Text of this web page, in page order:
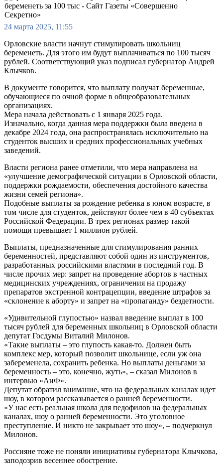
24 марта 2025, 11:55
Орловские власти начнут стимулировать школьниц
беременеть. Для этого им будут выплачиваться по 100 тысяч
рублей. Соответствующий указ подписал губернатор Андрей
Клычков.
В документе говорится, что выплату получат беременные,
обучающиеся по очной форме в общеобразовательных
организациях.
Мера начала действовать с 1 января 2025 года.
Изначально, когда данная мера поддержки была введена в
декабре 2024 года, она распространялась исключительно на
студенток высших и средних профессиональных учебных
заведений.
Власти региона ранее отметили, что мера направлена на
«улучшение демографической ситуации в Орловской области,
поддержки рождаемости, обеспечения достойного качества
жизни семей региона».
Подобные выплаты за рождение ребенка в юном возрасте, в
том числе для студенток, действуют более чем в 40 субъектах
Российской Федерации. В трех регионах размер такой
помощи превышает 1 миллион рублей.
Выплаты, предназначенные для стимулирования ранних
беременностей, представляют собой один из инструментов,
разработанных российскими властями в последний год. В
числе прочих мер: запрет на проведение абортов в частных
медицинских учреждениях, ограничения на продажу
препаратов экстренной контрацепции, введение штрафов за
«склонение к аборту» и запрет на «пропаганду» бездетности.
«Удивительной глупостью» назвал введение выплат в 100
тысяч рублей для беременных школьниц в Орловской области
депутат Госдумы Виталий Милонов.
«Такие выплаты – это глупость какая-то. Должен быть
комплекс мер, который позволит школьнице, если уж она
забеременела, сохранить ребенка. Но выплаты деньгами за
беременность – это, конечно, жуть», – сказал Милонов в
интервью «АиФ».
Депутат обратил внимание, что на федеральных каналах идет
шоу, в котором рассказывается о ранней беременности.
«У нас есть реальная школа для педофилов на федеральных
каналах, шоу о ранней беременности. Это уголовное
преступление. И никто не закрывает это шоу», – подчеркнул
Милонов.
Россияне тоже не поняли инициативы губернатора Клычкова,
заподозрив весеннее обострение.